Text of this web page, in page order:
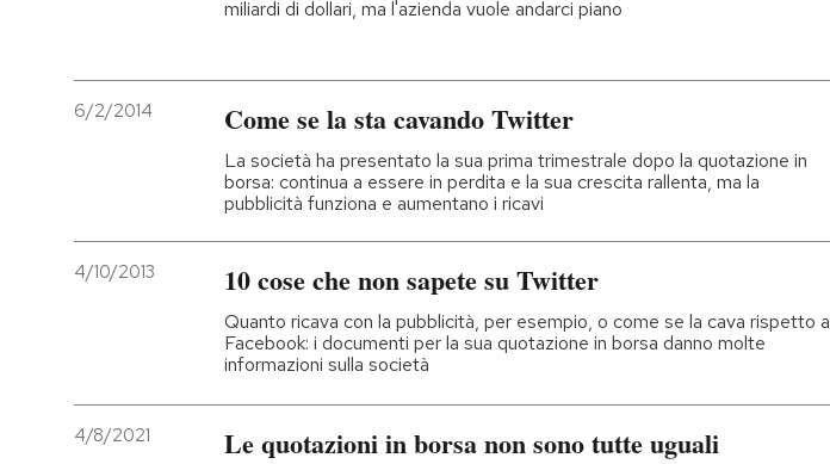
miliardi di dollari, ma l'azienda vuole andarci piano
6/2/2014 Come se la sta cavando Twitter
La società ha presentato la sua prima trimestrale dopo la quotazione in
borsa: continua a essere in perdita e la sua crescita rallenta, ma la
pubblicità funziona e aumentano i ricavi
4/10/2013 10 cose che non sapete su Twitter
Quanto ricava con la pubblicità, per esempio, o come se la cava rispetto a
Facebook: i documenti per la sua quotazione in borsa danno molte
informazioni sulla società
4/8/2021 Le quotazioni in borsa non sono tutte uguali